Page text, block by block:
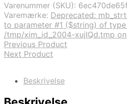
Varenummer (SKU):
Varemærke: Deprecated:
to parameter #1 ($string) of
/tmp/xim_id_2004-xujIQd.tmp
Previous Product
Next Product
Beskrivelse